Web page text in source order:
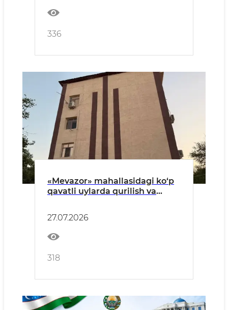
336
«Mevazor» mahallasidagi ko‘p
qavatli uylarda qurilish va
27.07.2026
318